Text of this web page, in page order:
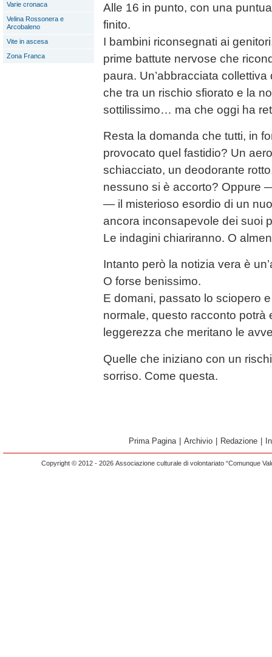
Varie cronaca
Velina Rossonera e
Arcobaleno
Vite in ascesa
Zona Franca
Alle 16 in punto, con una
finito.
I bambini riconsegnati ai
prime battute nervose che
paura. Un’abbracciata
che tra un rischio sfiorato e la
sottilissimo… ma che oggi ha
Resta la domanda che tutti, in
provocato quel fastidio? Un
schiacciato, un deodorante
nessuno si è accorto? Oppure
— il misterioso esordio di un
ancora inconsapevole dei suoi
Le indagini chiariranno. O
Intanto però la notizia vera è
O forse benissimo.
E domani, passato lo sciopero
normale, questo racconto potrà
leggerezza che meritano le
Quelle che iniziano con un
sorriso. Come questa.
Prima Pagina | Archivio | Redazione |
Copyright © 2012 - 2026 Associazione culturale di volontariato “Comunque